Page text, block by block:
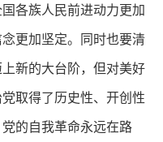
各族人民前进动力更加
更加坚定。同时也要清
新的大台阶，但对美好
取得了历史性、开创性
的自我革命永远在路